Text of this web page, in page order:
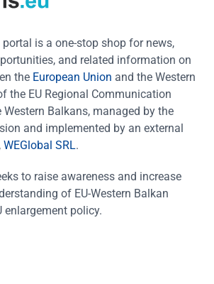
is a one-stop shop for news,
and related information on
the European Union and the Western
the EU Regional Communication
Balkans, managed by the
and implemented by an external
WEGlobal SRL.
to raise awareness and increase
of EU-Western Balkan
enlargement policy.